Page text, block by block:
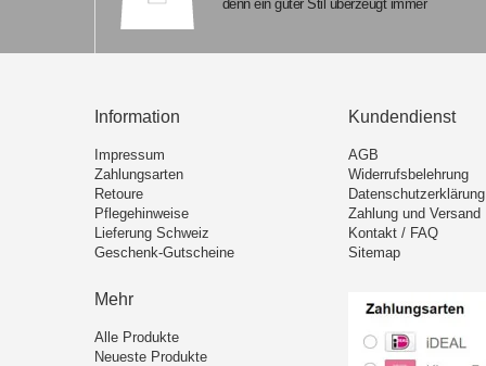
denn ein guter Stil überzeugt immer
Information
Impressum
Zahlungsarten
Retoure
Pflegehinweise
Lieferung Schweiz
Geschenk-Gutscheine
Mehr
Alle Produkte
Neueste Produkte
Kundendienst
AGB
Widerrufsbelehrung
Datenschutzerklärung
Zahlung und Versand
Kontakt / FAQ
Sitemap